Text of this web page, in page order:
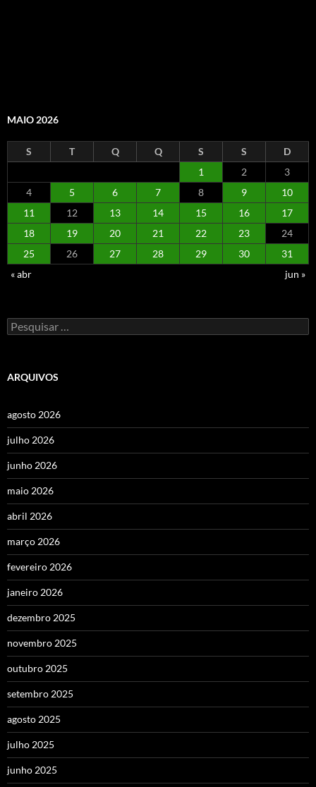
MAIO 2026
S T Q Q S S
D
1
2
3
4
5 6 7 8 9
10
11
12 13 14 15 16
17
18
19 20 21 22 23
24
25
26 27 28 29 30
31
« abr
jun »
Pesquisar
por:
ARQUIVOS
agosto 2026
julho 2026
junho 2026
maio 2026
abril 2026
março 2026
fevereiro 2026
janeiro 2026
dezembro 2025
novembro 2025
outubro 2025
setembro 2025
agosto 2025
julho 2025
junho 2025